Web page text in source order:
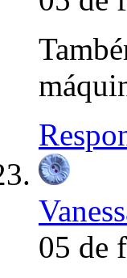
05 de